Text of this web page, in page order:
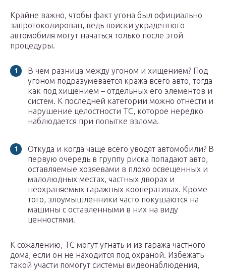
Крайне важно, чтобы факт угона был официально
запротоколирован, ведь поиски украденного
автомобиля могут начаться только после этой
процедуры.
В чем разница между угоном и хищением? Под
угоном подразумевается кража всего авто, тогда
как под хищением – отдельных его элементов и
систем. К последней категории можно отнести и
нарушение целостности ТС, которое нередко
наблюдается при попытке взлома.
Откуда и когда чаще всего уводят автомобили? В
первую очередь в группу риска попадают авто,
оставляемые хозяевами в плохо освещенных и
малолюдных местах, частных дворах и
неохраняемых гаражных кооперативах. Кроме
того, злоумышленники часто покушаются на
машины с оставленными в них на виду
ценностями.
К сожалению, ТС могут угнать и из гаража частного
дома, если он не находится под охраной. Избежать
такой участи помогут системы видеонаблюдения,